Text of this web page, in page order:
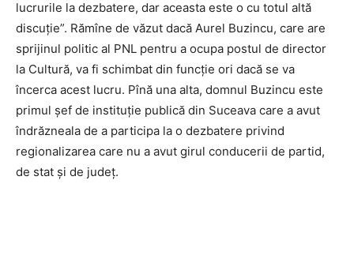
lucrurile la dezbatere, dar aceasta este o cu totul altă
discuţie”. Rămîne de văzut dacă Aurel Buzincu, care are
sprijinul politic al PNL pentru a ocupa postul de director
la Cultură, va fi schimbat din funcţie ori dacă se va
încerca acest lucru. Pînă una alta, domnul Buzincu este
primul şef de instituţie publică din Suceava care a avut
îndrăzneala de a participa la o dezbatere privind
regionalizarea care nu a avut girul conducerii de partid,
de stat şi de judeţ.